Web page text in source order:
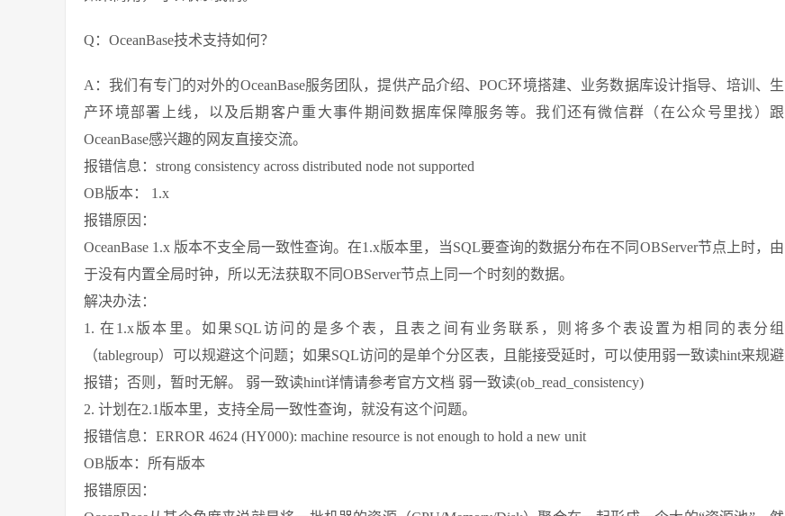
Q：OceanBase技术支持如何？
A：我们有专门的对外的OceanBase服务团队，提供产品介绍、POC环境搭建、业务数据库设计指导、培训、生
产环境部署上线，以及后期客户重大事件期间数据库保障服务等。我们还有微信群（在公众号里找）跟
OceanBase感兴趣的网友直接交流。
报错信息：strong consistency across distributed node not supported
OB版本： 1.x
报错原因：
OceanBase 1.x 版本不支全局一致性查询。在1.x版本里，当SQL要查询的数据分布在不同OBServer节点上时，由
于没有内置全局时钟，所以无法获取不同OBServer节点上同一个时刻的数据。
解决办法：
1. 在1.x版本里。如果SQL访问的是多个表，且表之间有业务联系，则将多个表设置为相同的表分组
（tablegroup）可以规避这个问题；如果SQL访问的是单个分区表，且能接受延时，可以使用弱一致读hint来规避
报错；否则，暂时无解。 弱一致读hint详情请参考官方文档 弱一致读(ob_read_consistency)
2. 计划在2.1版本里，支持全局一致性查询，就没有这个问题。
报错信息：ERROR 4624 (HY000): machine resource is not enough to hold a new unit
OB版本：所有版本
报错原因：